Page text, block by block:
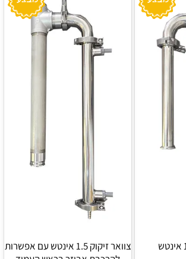
צוואר זיקוק 1.5 אינטש עם אפשרות